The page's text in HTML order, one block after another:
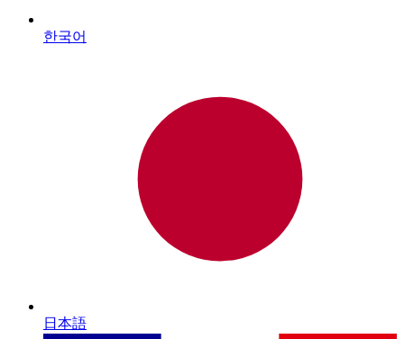
한국어
日本語